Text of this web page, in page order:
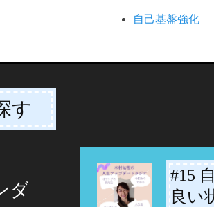
自己基盤強化
す
ダ
#15
良い
-